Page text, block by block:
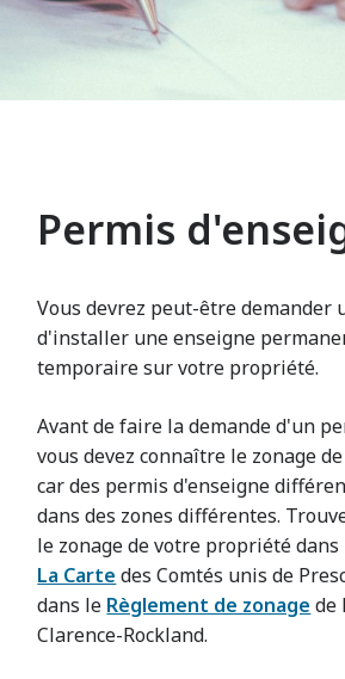
Permis
Vous devrez peut-être demander
d'installer une enseigne
temporaire sur votre propriété.
Avant de faire la demande d'un
vous devez connaître le zonage
car des permis d'enseigne
dans des zones différentes.
le zonage de votre propriété
La Carte des Comtés unis de
dans le Règlement de zonage de
Clarence-Rockland.